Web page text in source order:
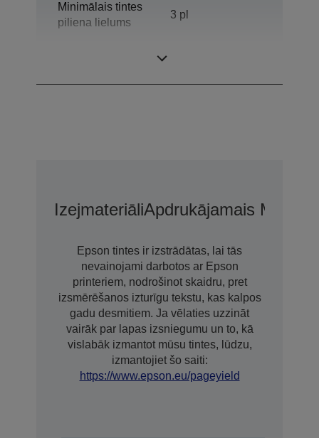
Minimālais tintes
piliena lielums
3 pl
IzejmateriāliApdrukājamais
Epson tintes ir izstrādātas, lai tās
nevainojami darbotos ar Epson
printeriem, nodrošinot skaidru, pret
izsmērēšanos izturīgu tekstu, kas kalpos
gadu desmitiem. Ja vēlaties uzzināt
vairāk par lapas izsniegumu un to, kā
vislabāk izmantot mūsu tintes, lūdzu,
izmantojiet šo saiti:
https://www.epson.eu/pageyield